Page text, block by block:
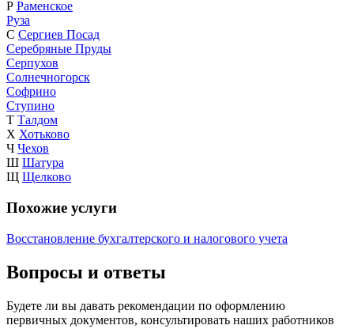
Р Раменское
Руза
С Сергиев Посад
Серебряные Пруды
Серпухов
Солнечногорск
Софрино
Ступино
Т Талдом
Х Хотьково
Ч Чехов
Ш Шатура
Щ Щелково
Похожие услуги
Восстановление бухгалтерского и налогового учета
Вопросы и ответы
Будете ли вы давать рекомендации по оформлению
первичных документов, консультировать наших работников